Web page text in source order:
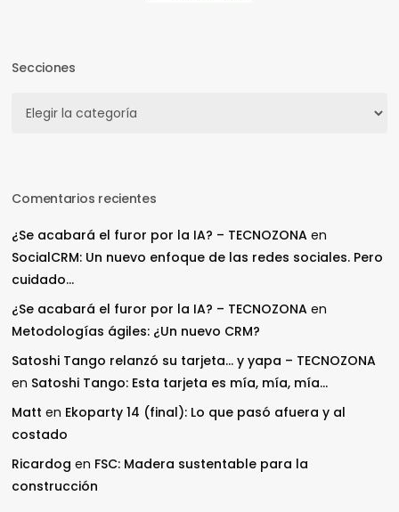
Secciones
Comentarios recientes
¿Se acabará el furor por la IA? – TECNOZONA en
SocialCRM: Un nuevo enfoque de las redes sociales. Pero
cuidado…
¿Se acabará el furor por la IA? – TECNOZONA en
Metodologías ágiles: ¿Un nuevo CRM?
Satoshi Tango relanzó su tarjeta… y yapa – TECNOZONA
en Satoshi Tango: Esta tarjeta es mía, mía, mía…
Matt en Ekoparty 14 (final): Lo que pasó afuera y al
costado
Ricardog en FSC: Madera sustentable para la
construcción